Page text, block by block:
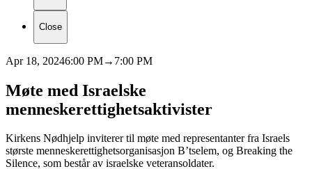
Close
Apr 18, 20246:00 PM→ 7:00 PM
Møte med Israelske
menneskerettighetsaktivister
Kirkens Nødhjelp inviterer til møte med representanter fra Israels
største menneskerettighetsorganisasjon B’tselem, og Breaking the
Silence, som består av israelske veteransoldater.